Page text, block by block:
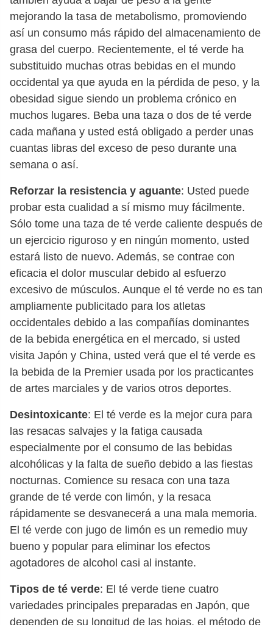
mejorando la tasa de metabolismo, promoviendo
así un consumo más rápido del almacenamiento de
grasa del cuerpo. Recientemente, el té verde ha
substituido muchas otras bebidas en el mundo
occidental ya que ayuda en la pérdida de peso, y la
obesidad sigue siendo un problema crónico en
muchos lugares. Beba una taza o dos de té verde
cada mañana y usted está obligado a perder unas
cuantas libras del exceso de peso durante una
semana o así.
Reforzar la resistencia y aguante: Usted puede
probar esta cualidad a sí mismo muy fácilmente.
Sólo tome una taza de té verde caliente después de
un ejercicio riguroso y en ningún momento, usted
estará listo de nuevo. Además, se contrae con
eficacia el dolor muscular debido al esfuerzo
excesivo de músculos. Aunque el té verde no es tan
ampliamente publicitado para los atletas
occidentales debido a las compañías dominantes
de la bebida energética en el mercado, si usted
visita Japón y China, usted verá que el té verde es
la bebida de la Premier usada por los practicantes
de artes marciales y de varios otros deportes.
Desintoxicante: El té verde es la mejor cura para
las resacas salvajes y la fatiga causada
especialmente por el consumo de las bebidas
alcohólicas y la falta de sueño debido a las fiestas
nocturnas. Comience su resaca con una taza
grande de té verde con limón, y la resaca
rápidamente se desvanecerá a una mala memoria.
El té verde con jugo de limón es un remedio muy
bueno y popular para eliminar los efectos
agotadores de alcohol casi al instante.
Tipos de té verde: El té verde tiene cuatro
variedades principales preparadas en Japón, que
dependen de su longitud de las hojas, el método de